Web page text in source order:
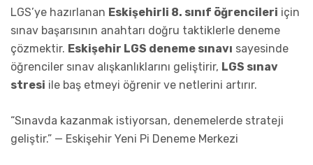
LGS’ye hazırlanan Eskişehirli 8. sınıf öğrencileri için
sınav başarısının anahtarı doğru taktiklerle deneme
çözmektir. Eskişehir LGS deneme sınavı sayesinde
öğrenciler sınav alışkanlıklarını geliştirir, LGS sınav
stresi ile baş etmeyi öğrenir ve netlerini artırır.
“Sınavda kazanmak istiyorsan, denemelerde strateji
geliştir.” — Eskişehir Yeni Pi Deneme Merkezi